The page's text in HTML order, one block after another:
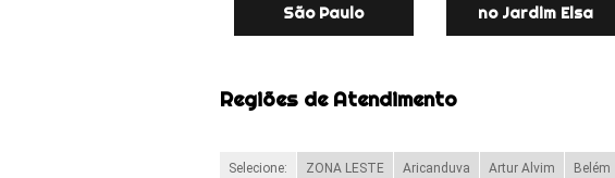
São Paulo
no Jardim Elsa
Regiões de Atendimento
Selecione: ZONA LESTE Aricanduva Artur Alvim Belém